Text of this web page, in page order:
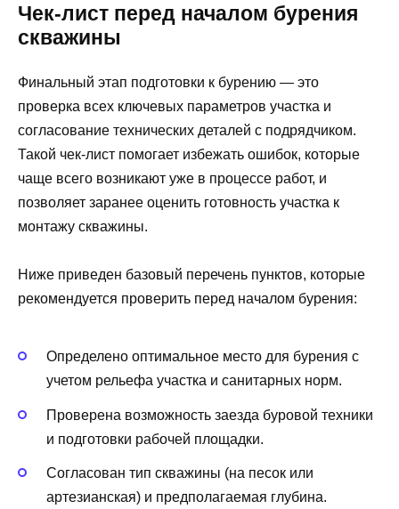
Чек-лист перед началом бурения
скважины
Финальный этап подготовки к бурению — это
проверка всех ключевых параметров участка и
согласование технических деталей с подрядчиком.
Такой чек-лист помогает избежать ошибок, которые
чаще всего возникают уже в процессе работ, и
позволяет заранее оценить готовность участка к
монтажу скважины.
Ниже приведен базовый перечень пунктов, которые
рекомендуется проверить перед началом бурения:
Определено оптимальное место для бурения с
учетом рельефа участка и санитарных норм.
Проверена возможность заезда буровой техники
и подготовки рабочей площадки.
Согласован тип скважины (на песок или
артезианская) и предполагаемая глубина.